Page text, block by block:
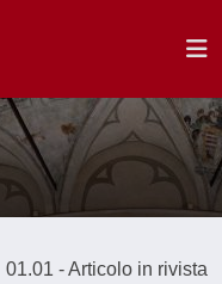
01.01 - Articolo in rivista